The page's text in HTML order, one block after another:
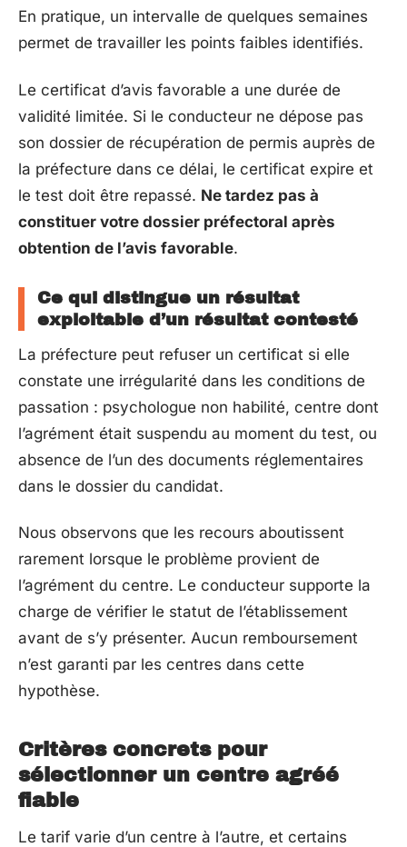
En pratique, un intervalle de quelques semaines
permet de travailler les points faibles identifiés.
Le certificat d’avis favorable a une durée de
validité limitée. Si le conducteur ne dépose pas
son dossier de récupération de permis auprès de
la préfecture dans ce délai, le certificat expire et
le test doit être repassé. Ne tardez pas à
constituer votre dossier préfectoral après
obtention de l’avis favorable.
Ce qui distingue un résultat
exploitable d’un résultat contesté
La préfecture peut refuser un certificat si elle
constate une irrégularité dans les conditions de
passation : psychologue non habilité, centre dont
l’agrément était suspendu au moment du test, ou
absence de l’un des documents réglementaires
dans le dossier du candidat.
Nous observons que les recours aboutissent
rarement lorsque le problème provient de
l’agrément du centre. Le conducteur supporte la
charge de vérifier le statut de l’établissement
avant de s’y présenter. Aucun remboursement
n’est garanti par les centres dans cette
hypothèse.
Critères concrets pour
sélectionner un centre agréé
fiable
Le tarif varie d’un centre à l’autre, et certains